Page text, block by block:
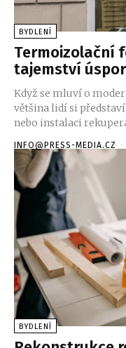
BYDLENÍ
Termoizolační
tajemství
Když se mluví o
většina lidí si
nebo instalaci
INFO@PRESS-MEDIA.CZ -
BYDLENÍ